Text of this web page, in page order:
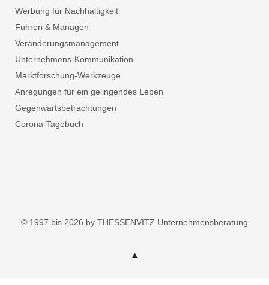
Werbung für Nachhaltigkeit
Führen & Managen
Veränderungsmanagement
Unternehmens-Kommunikation
Marktforschung-Werkzeuge
Anregungen für ein gelingendes Leben
Gegenwartsbetrachtungen
Corona-Tagebuch
© 1997 bis 2026 by THESSENVITZ Unternehmensberatung